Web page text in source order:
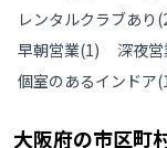
レンタルクラブあり (
早朝営業(1) 深夜
個室のあるインドア(
大阪府の市区町